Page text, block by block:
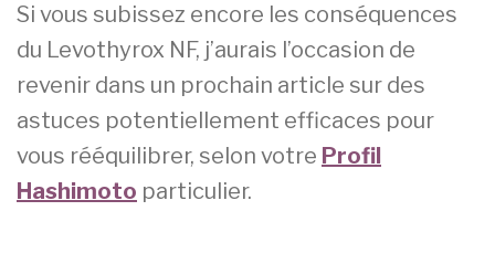
Si vous subissez encore les conséquences
du Levothyrox NF, j’aurais l’occasion de
revenir dans un prochain article sur des
astuces potentiellement efficaces pour
vous rééquilibrer, selon votre Profil
Hashimoto particulier.